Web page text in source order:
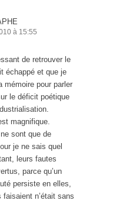
à 15:55
de retrouver le
échappé et que je
mémoire pour parler
le déficit poétique
magnifique.
sont que de
je ne sais quel
leurs fautes
parce qu’un
persiste en elles,
faisaient n’était sans